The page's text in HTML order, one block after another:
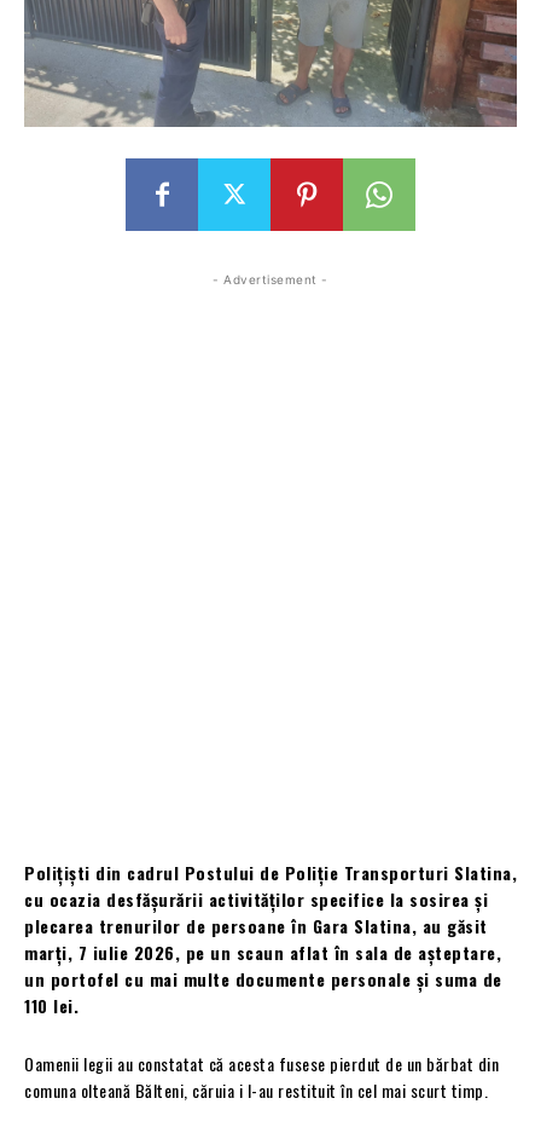
- Advertisement -
Polițiști din cadrul Postului de Poliție Transporturi Slatina,
cu ocazia desfășurării activităților specifice la sosirea și
plecarea trenurilor de persoane în Gara Slatina, au găsit
marți, 7 iulie 2026, pe un scaun aflat în sala de așteptare,
un portofel cu mai multe documente personale și suma de
110 lei.
Oamenii legii au constatat că acesta fusese pierdut de un bărbat din
comuna olteană Bălteni, căruia i l-au restituit în cel mai scurt timp.